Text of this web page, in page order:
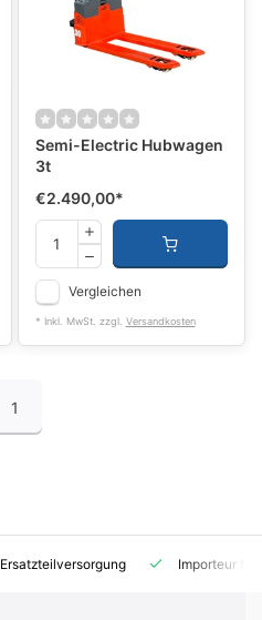
Semi-Electric Hubwagen
3t
€2.490,00*
Vergleichen
* Inkl. MwSt. zzgl. Versandkosten
1
Ersatzteilversorgung Importeur für